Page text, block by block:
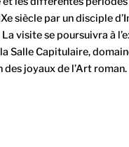
siècle par un disciple
visite se poursuivra à
la Salle Capitulaire,
joyaux de l’Art roman.